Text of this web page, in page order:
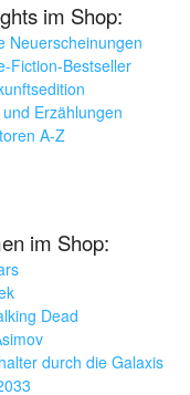
im Shop:
Neuerscheinungen
Fiction-Bestseller
Erzählungen
A-Z
im Shop:
Dead
durch die Galaxis